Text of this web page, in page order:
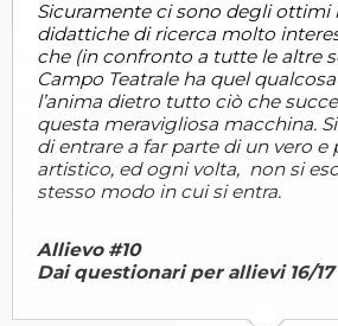
Sicuramente ci sono degli ottimi
didattiche di ricerca molto
che (in confronto a tutte le altre
Campo Teatrale ha quel
l’anima dietro tutto ciò che
questa meravigliosa macchina.
di entrare a far parte di un vero
artistico, ed ogni volta, non si
stesso modo in cui si entra.
Allievo #10
Dai questionari per allievi 16/17